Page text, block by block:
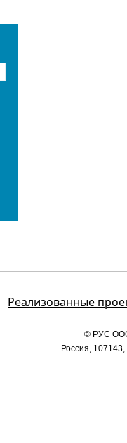
Реализованные
© РУС ООО
Россия,